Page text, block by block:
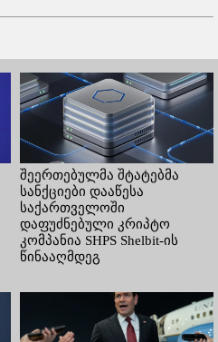
შეერთებულმა შტატებმა
სანქციები დააწესა
საქართველოში
დაფუძნებული კრიპტო
კომპანია SHPS Shelbit-ის
წინააღმდეგ